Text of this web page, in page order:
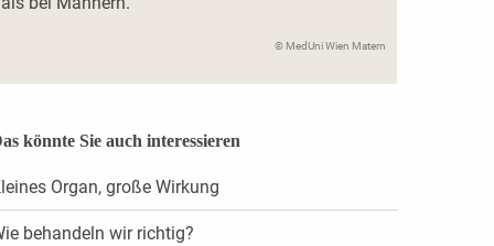
© MedUni Wien Matern
könnte Sie auch interessieren
Organ, große Wirkung
behandeln wir richtig?